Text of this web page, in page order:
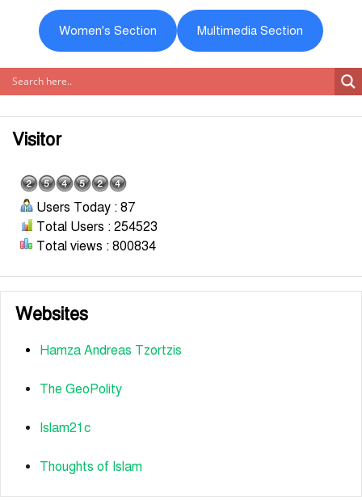
Women's Section Multimedia Section
Visitor
Users Today : 87
Total Users : 254523
Total views : 800834
Websites
Hamza Andreas Tzortzis
The GeoPolity
Islam21c
Thoughts of Islam